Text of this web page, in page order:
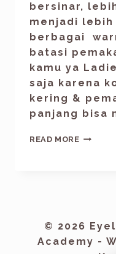
bersinar,
menjadi lebih
berbagai
batasi
kamu ya
saja karena
kering &
panjang bisa
READ MORE
© 2026
Academy -